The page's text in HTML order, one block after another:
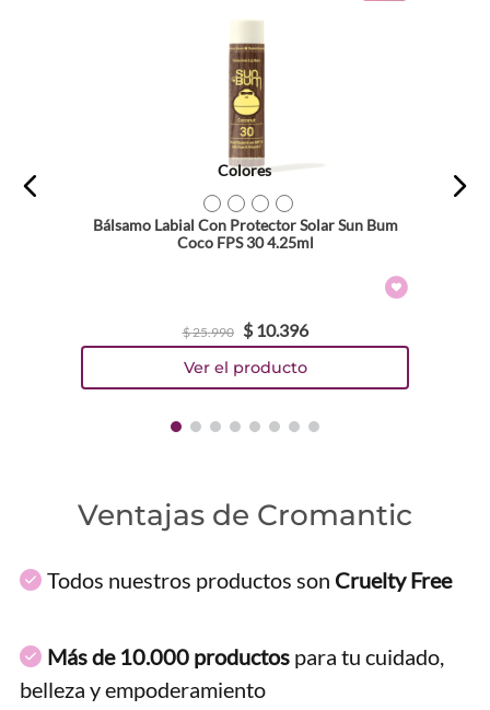
Colores
Bálsamo Labial Con Protector Solar Sun Bum
Coco FPS 30 4.25ml
$25.990 $ 10.396
Ventajas de Cromantic
Todos nuestros productos son Cruelty Free
Más de 10.000 productos para tu cuidado,
belleza y empoderamiento